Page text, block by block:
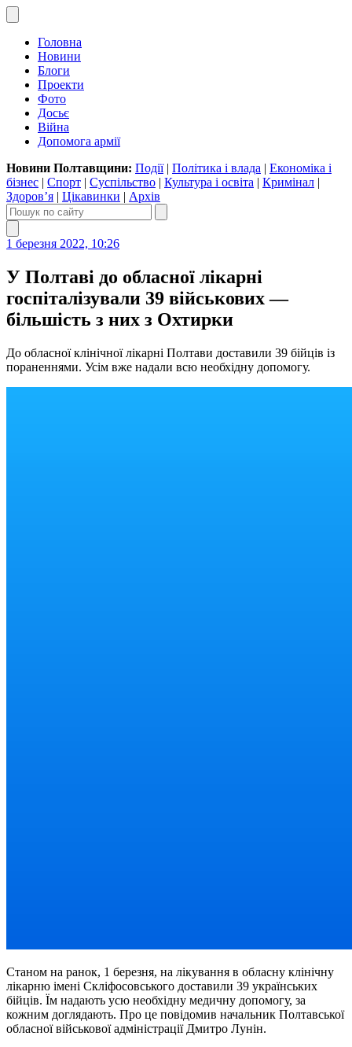
Головна
Новини
Блоги
Проекти
Фото
Досьє
Війна
Допомога армії
Новини Полтавщини: Події| Політика і влада | Економіка і
бізнес | Спорт | Суспільство | Культура і освіта | Кримінал |
Здоров’я | Цікавинки | Архів
1 березня 2022, 10:26
У Полтаві до обласної лікарні
госпіталізували 39 військових —
більшість з них з Охтирки
До обласної клінічної лікарні Полтави доставили 39 бійців із
пораненнями. Усім вже надали всю необхідну допомогу.
Станом на ранок, 1 березня, на лікування в обласну клінічну
лікарню імені Скліфосовського доставили 39 українських
бійців. Їм надають усю необхідну медичну допомогу, за
кожним доглядають. Про це повідомив начальник Полтавської
обласної військової адміністрації Дмитро Лунін.